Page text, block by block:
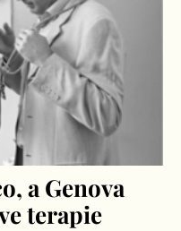
a Genova
terapie